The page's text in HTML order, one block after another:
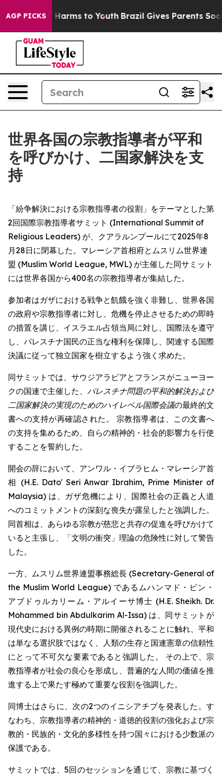
AGP PICKS
Abate Harms to Youth Brazil Gives Parents Social
世界各国の宗教指導者が平和
を呼びかけ、二国家解決を支
持
「紛争解決における宗教指導者の役割」をテーマとした第
2回国際宗教指導者サミット (International Summit of
Religious Leaders) が、クアラルンプールにて2025年8
月28日に閉幕した。マレーシア首相府とムスリム世界連
盟 (Muslim World League, MWL) が主催した同サミット
には世界各国から400名の宗教指導者が集結した。
参加者はガザにおける戦争と飢餓を強く非難し、世界各国
の政府や宗教指導者に対し、危機を停止させるための即時
の措置を講じ、イスラエル占領当局に対し、国際法を遵守
し、パレスチナ国民の正当な権利を保障し、関連する国際
決議に従って独立国家を樹立するよう強く求めた。
同サミットでは、サウジアラビアとフランスがニューヨー
クの国連で主催した、 パレスチナ問題の平和的解決および
二国家解決の実現のためのハイレベル国際会議の最終的文
書への支持が再確認された。 宗教指導者は、この文書へ
の支持を集めるため、自らの精神的・社会的影響力を行使
することを誓約した。
開会の辞において、アンワル・イブラヒム・マレーシア首
相 (H.E. Dato' Seri Anwar Ibrahim, Prime Minister of
Malaysia) は、ガザ危機により、国際社会の正義と人道
へのコミットメントの深刻な喪失が露呈したと強調した。
同首相は、あらゆる宗教が慈悲と共存の促進を呼びかけて
いると主張し、「文明の衝突」理論の危険性に対して警告
した。
一方、ムスリム世界連盟事務総長 (Secretary-General of
the Muslim World League) であるムハンマド・ビン・
アブドゥルカリーム・アルイーサ博士 (H.E. Sheikh. Dr.
Mohammed bin Abdulkarim Al-Issa) は、同サミットが
現代史における異例の時期に開催されることに触れ、平和
は単なる選択肢ではなく、人類の生存と国連憲章の信頼性
にとって不可欠な要素であると強調した。 その上で、宗
教指導者が社会の良心を形成し、普遍的な人間の価値を推
進する上で果たす極めて重要な役割を強調した。
同博士はさらに、次の2つのイニシアチブを発表した。す
なわち、宗教指導者の精神的・道徳的役割の強化および宗
教的・民族的・文化的多様性を持つ国々における少数派の
保護である。
サミットでは、5回のセッションを通じて、宗教に基づく